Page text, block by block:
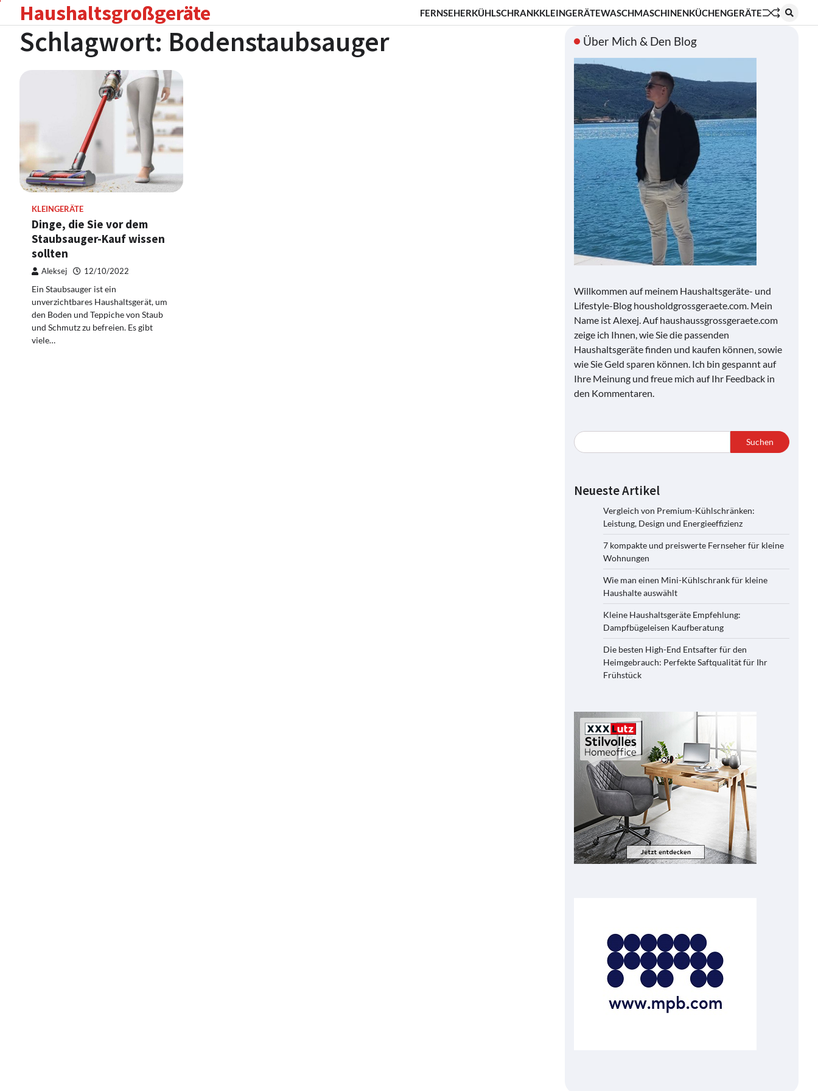
content
Haushaltsgroßgeräte FERNSEHERKÜHLSCHRANKKLEINGERÄTEWASCHMASCHINENKÜCHENGERÄTE
Schlagwort: Bodenstaubsauger
KLEINGERÄTE
Dinge, die Sie vor dem
Staubsauger-Kauf wissen
sollten
Aleksej 12/10/2022
Ein Staubsauger ist ein
unverzichtbares Haushaltsgerät, um
den Boden und Teppiche von Staub
und Schmutz zu befreien. Es gibt
viele…
Über Mich & Den Blog
Willkommen auf meinem Haushaltsgeräte- und
Lifestyle-Blog housholdgrossgeraete.com. Mein
Name ist Alexej. Auf haushaussgrossgeraete.com
zeige ich Ihnen, wie Sie die passenden
Haushaltsgeräte finden und kaufen können, sowie
wie Sie Geld sparen können. Ich bin gespannt auf
Ihre Meinung und freue mich auf Ihr Feedback in
den Kommentaren.
Suchen
Neueste Artikel
Vergleich von Premium-Kühlschränken:
Leistung, Design und Energieeffizienz
7 kompakte und preiswerte Fernseher für kleine
Wohnungen
Wie man einen Mini-Kühlschrank für kleine
Haushalte auswählt
Kleine Haushaltsgeräte Empfehlung:
Dampfbügeleisen Kaufberatung
Die besten High-End Entsafter für den
Heimgebrauch: Perfekte Saftqualität für Ihr
Frühstück